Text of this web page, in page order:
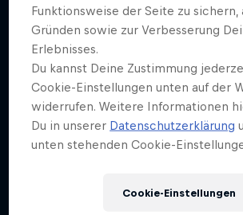
Funktionsweise der Seite zu sichern,
Gründen sowie zur Verbesserung
Erlebnisses.
Du kannst Deine Zustimmung
Cookie-Einstellungen unten auf der
widerrufen. Weitere Informationen
Du in unserer Datenschutzerklärung
unten stehenden Cookie-
Cookie-Einstellungen